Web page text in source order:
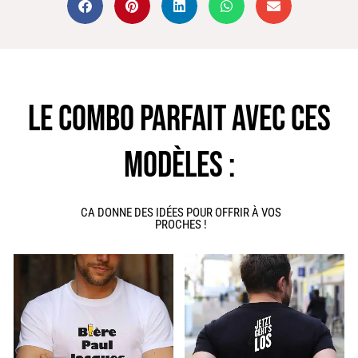
LE COMBO PARFAIT AVEC CES
MODÈLES :
CA DONNE DES IDÉES POUR OFFRIR À VOS
PROCHES !
Ce
plusieurs
variations.
Les
Ce
produit
a
plusieurs
variations.
Les